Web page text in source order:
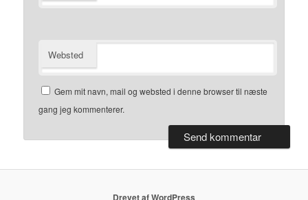
Websted
Gem mit navn, mail og websted i denne browser til næste
gang jeg kommenterer.
Drevet af WordPress